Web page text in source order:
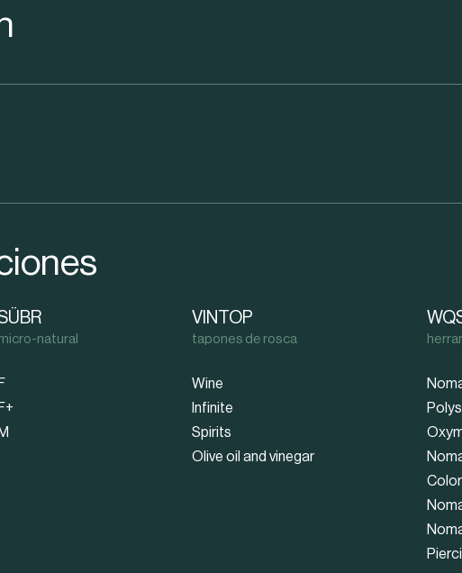
natural
F
F+
M
VINTOP
tapones de rosca
Wine
Infinite
Spirits
Olive oil and vinegar
Color